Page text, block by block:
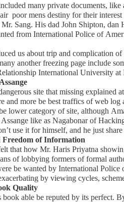
many private documents, like
poor mens destiny for their interest
Mr. Sang.His dadJohn Shipton, dan
from International Police of
us about trip and complication
another freezing page include
International University
site that missing explained
and more be besttraffics of web log
lower category of site, although
like as Nagabonar of
use it for himself, and he just
Freedom of Information
that how Mr. Haris Priyatna
of lobbyingformers of formal
be wanted by International Police
by viewing cycles,
Quality
book able be reputed by its perfect.